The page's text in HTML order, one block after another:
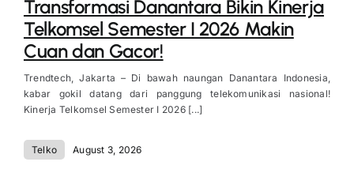
Transformasi Danantara Bikin Kinerja
Telkomsel Semester I 2026 Makin
Cuan dan Gacor!
Trendtech, Jakarta – Di bawah naungan Danantara Indonesia,
kabar gokil datang dari panggung telekomunikasi nasional!
Kinerja Telkomsel Semester I 2026 [...]
Telko August 3, 2026